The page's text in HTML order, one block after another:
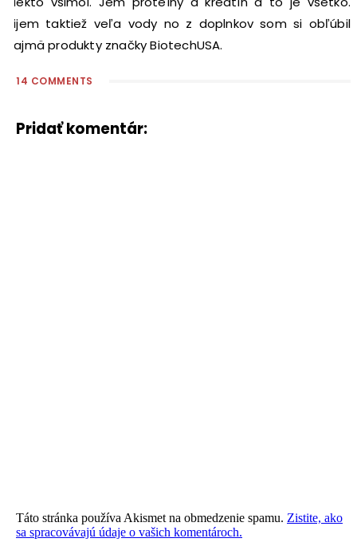
Pijem taktiež veľa vody no z doplnkov som si obľúbil
najmä produkty značky BiotechUSA.
14 COMMENTS
Pridať komentár:
Táto stránka používa Akismet na obmedzenie spamu. Zistite, ako
sa spracovávajú údaje o vašich komentároch.